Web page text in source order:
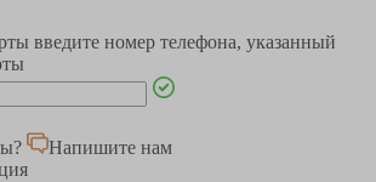
введите номер телефона, указанный
Напишите нам